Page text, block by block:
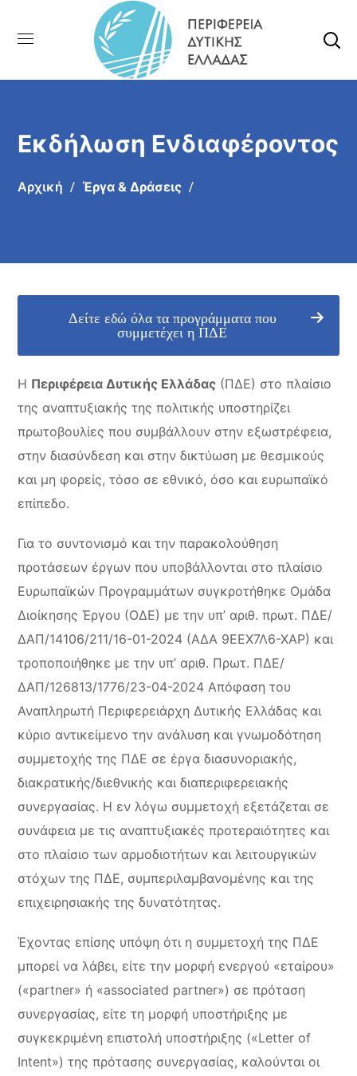
Εκδήλωση Ενδιαφέροντος
Αρχική Έργα & Δράσεις
Δείτε εδώ όλα τα προγράμματα που
συμμετέχει η ΠΔΕ
Η Περιφέρεια Δυτικής Ελλάδας (ΠΔΕ) στο πλαίσιο
της αναπτυξιακής της πολιτικής υποστηρίζει
πρωτοβουλίες που συμβάλλουν στην εξωστρέφεια,
στην διασύνδεση και στην δικτύωση με θεσμικούς
και μη φορείς, τόσο σε εθνικό, όσο και ευρωπαϊκό
επίπεδο.
Για το συντονισμό και την παρακολούθηση
προτάσεων έργων που υποβάλλονται στο πλαίσιο
Ευρωπαϊκών Προγραμμάτων συγκροτήθηκε Ομάδα
Διοίκησης Έργου (ΟΔΕ) με την υπ’ αριθ. πρωτ. ΠΔΕ/
ΔΑΠ/14106/211/16-01-2024 (ΑΔΑ 9ΕΕΧ7Λ6-ΧΑΡ) και
τροποποιήθηκε με την υπ’ αριθ. Πρωτ. ΠΔΕ/
ΔΑΠ/126813/1776/23-04-2024 Απόφαση του
Αναπληρωτή Περιφερειάρχη Δυτικής Ελλάδας και
κύριο αντικείμενο την ανάλυση και γνωμοδότηση
συμμετοχής της ΠΔΕ σε έργα διασυνοριακής,
διακρατικής/διεθνικής και διαπεριφερειακής
συνεργασίας. Η εν λόγω συμμετοχή εξετάζεται σε
συνάφεια με τις αναπτυξιακές προτεραιότητες και
στο πλαίσιο των αρμοδιοτήτων και λειτουργικών
στόχων της ΠΔΕ, συμπεριλαμβανομένης και της
επιχειρησιακής της δυνατότητας.
Έχοντας επίσης υπόψη ότι η συμμετοχή της ΠΔΕ
μπορεί να λάβει, είτε την μορφή ενεργού «εταίρου»
(«partner» ή «associated partner») σε πρόταση
συνεργασίας, είτε τη μορφή υποστήριξης με
συγκεκριμένη επιστολή υποστήριξης («Letter of
Intent») της πρότασης συνεργασίας, καλούνται οι